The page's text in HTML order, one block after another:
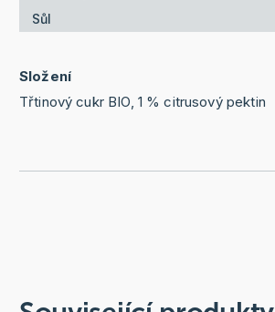
Sůl
Složení
Třtinový cukr BIO, 1 % citrusový pektin